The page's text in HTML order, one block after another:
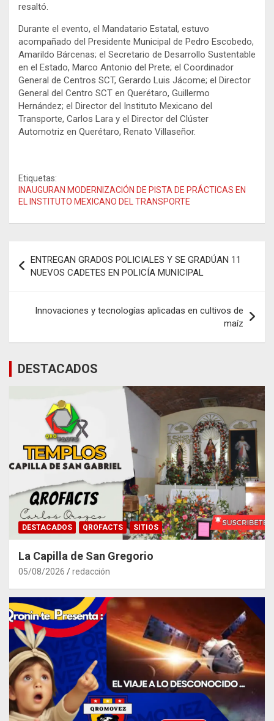
resaltó.
Durante el evento, el Mandatario Estatal, estuvo
acompañado del Presidente Municipal de Pedro Escobedo,
Amarildo Bárcenas; el Secretario de Desarrollo Sustentable
en el Estado, Marco Antonio del Prete; el Coordinador
General de Centros SCT, Gerardo Luis Jácome; el Director
General del Centro SCT en Querétaro, Guillermo
Hernández; el Director del Instituto Mexicano del
Transporte, Carlos Lara y el Director del Clúster
Automotriz en Querétaro, Renato Villaseñor.
Etiquetas:
INAUGURAN MODERNIZACIÓN DE PISTA DE PRÁCTICAS EN
EL INSTITUTO MEXICANO DEL TRANSPORTE
de
entradas
ENTREGAN GRADOS POLICIALES Y SE GRADÚAN 11
NUEVOS CADETES EN POLICÍA MUNICIPAL
Innovaciones y tecnologías aplicadas en cultivos de
maíz
DESTACADOS
DESTACADOS QROFACTS SITIOS
La Capilla de San Gregorio
05/08/2026 redacción